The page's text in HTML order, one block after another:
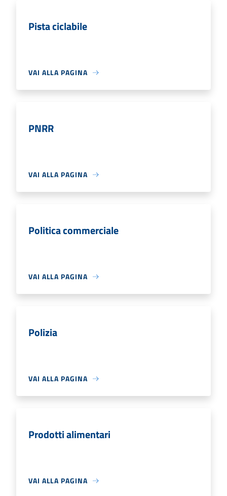
Pista ciclabile
VAI ALLA PAGINA
PNRR
VAI ALLA PAGINA
Politica commerciale
VAI ALLA PAGINA
Polizia
VAI ALLA PAGINA
Prodotti alimentari
VAI ALLA PAGINA